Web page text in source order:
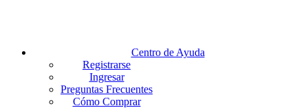
Centro de Ayuda
Registrarse
Ingresar
Preguntas Frecuentes
Cómo Comprar